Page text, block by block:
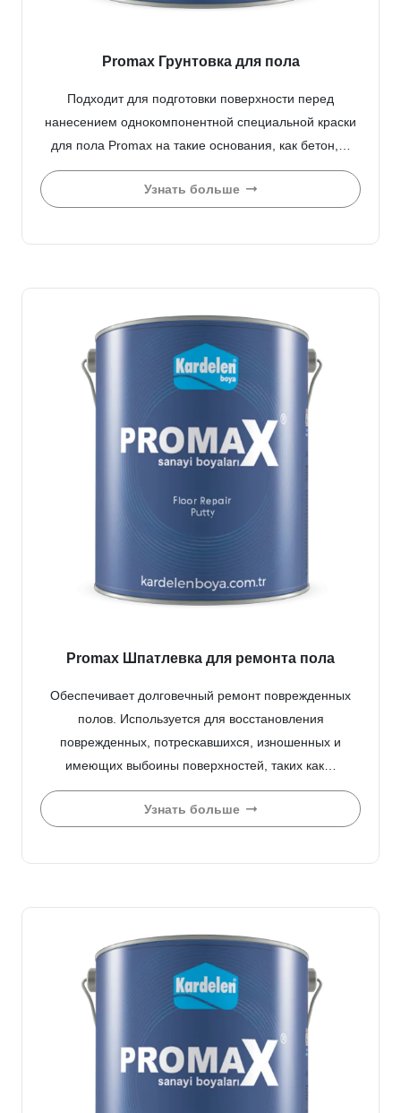
Promax Грунтовка для пола
Подходит для подготовки поверхности перед
нанесением однокомпонентной специальной краски
для пола Promax на такие основания, как бетон,…
Узнать больше
Promax Шпатлевка для ремонта пола
Обеспечивает долговечный ремонт поврежденных
полов. Используется для восстановления
поврежденных, потрескавшихся, изношенных и
имеющих выбоины поверхностей, таких как…
Узнать больше